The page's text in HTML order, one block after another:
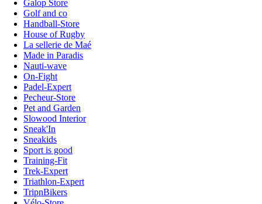
Galop Store
Golf and co
Handball-Store
House of Rugby
La sellerie de Maé
Made in Paradis
Nauti-wave
On-Fight
Padel-Expert
Pecheur-Store
Pet and Garden
Slowood Interior
Sneak'In
Sneakids
Sport is good
Training-Fit
Trek-Expert
Triathlon-Expert
TripnBikers